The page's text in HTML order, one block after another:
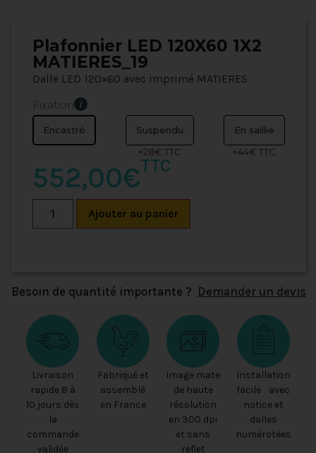
Plafonnier LED 120X60 1X2
MATIERES_19
Dalle LED 120×60 avec imprimé MATIERES
Fixation
Encastré
Suspendu
+28€ TTC
En saillie
+44€ TTC
552,00€TTC
Ajouter au panier
Besoin de quantité importante ? Demander un devis
Livraison
rapide 8 à
10 jours dès
la
commande
validée
Fabriqué et
assemblé
en France
Image mate
de haute
résolution
en 300 dpi
et sans
reflet
Installation
facile avec
notice et
dalles
numérotées